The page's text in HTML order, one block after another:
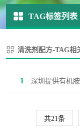
TAG标签列表
清洗剂配方-TAG相
1 深圳提供有机
共21条